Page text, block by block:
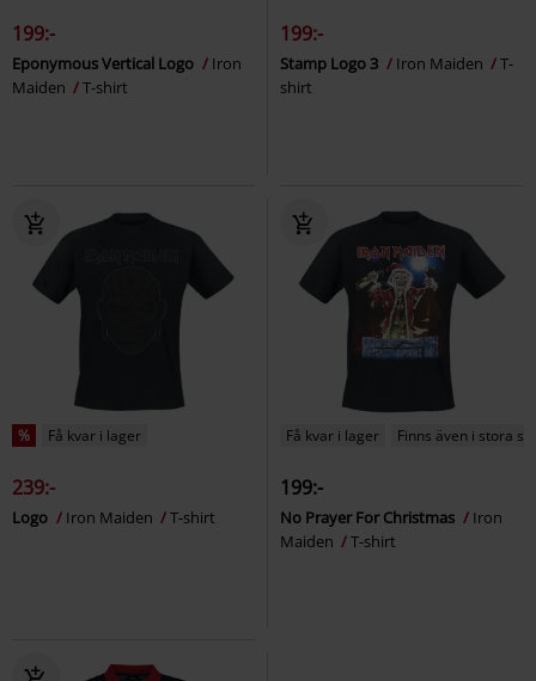
199:-
Eponymous Vertical Logo
Iron
Maiden
T-shirt
199:-
Stamp Logo 3 Iron Maiden
T-
shirt
% Få kvar i lager
239:-
Logo Iron Maiden T-shirt
Få kvar i lager Finns även i stora
199:-
No Prayer For Christmas
Iron
Maiden
T-shirt